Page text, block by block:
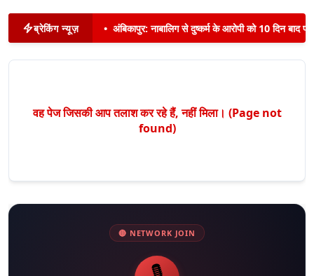
ब्रेकिंग न्यूज़ • अंबिकापुर: नाबालिग से दुष्कर्म के आरोपी को 10 दिन बाद
वह पेज जिसकी आप तलाश कर रहे हैं, नहीं मिला। (Page not
found)
🔴 NETWORK JOIN